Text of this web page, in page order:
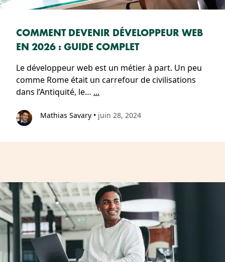
COMMENT DEVENIR DÉVELOPPEUR WEB
EN 2026 : GUIDE COMPLET
Le développeur web est un métier à part. Un peu
comme Rome était un carrefour de civilisations
dans l’Antiquité, le… ...
Mathias Savary • juin 28, 2024